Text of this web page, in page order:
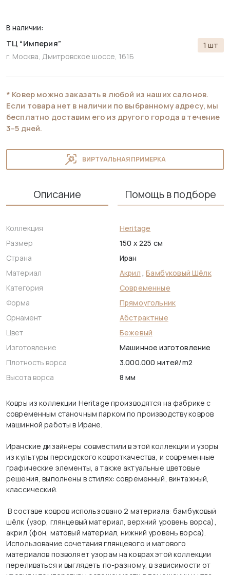
В наличии:
ТЦ “Империя”
г. Москва, Дмитровское шоссе, 161Б
1 шт
* Ковер можно заказать в любой из наших салонов.
Если товара нет в наличии по выбранному адресу, мы
бесплатно доставим его из другого города в течение
3–5 дней.
ВИРТУАЛЬНАЯ ПРИМЕРКА
Описание Помощь в подборе
Коллекция
Heritage
Размер
150 x 225 см
Страна
Иран
Материал
Акрил ,Бамбуковый Шёлк
Категория
Современные
Форма
Прямоугольник
Орнамент
Абстрактные
Цвет
Бежевый
Изготовление
Машинное изготовление
Плотность ворса
3.000.000 нитей/m2
Высота ворса
8 мм
Ковры из коллекции Heritage производятся на фабрике с
современным станочным парком по производству ковров
машинной работы в Иране.
Иранские дизайнеры совместили в этой коллекции и узоры
из культуры персидского ковроткачества, и современные
графические элементы, а также актуальные цветовые
решения, выполнены в стилях: современный, винтажный,
классический.
В составе ковров использовано 2 материала: бамбуковый
шёлк (узор, глянцевый материал, верхний уровень ворса),
акрил (фон, матовый материал, нижний уровень ворса).
Использование сочетания глянцевого и матового
материалов позволяет узорам на коврах этой коллекции
переливаться и выглядеть по-разному, в зависимости от